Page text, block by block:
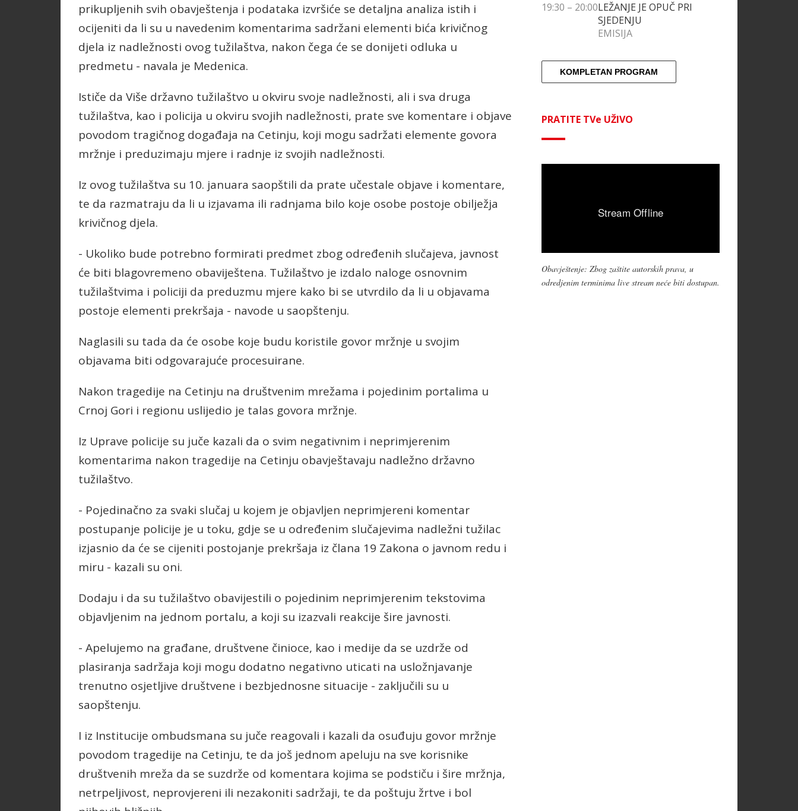
prikupljenih svih obavještenja i podataka izvršiće se detaljna analiza istih i
ocijeniti da li su u navedenim komentarima sadržani elementi bića krivičnog
djela iz nadležnosti ovog tužilaštva, nakon čega će se donijeti odluka u
predmetu - navala je Medenica.
Ističe da Više državno tužilaštvo u okviru svoje nadležnosti, ali i sva druga
tužilaštva, kao i policija u okviru svojih nadležnosti, prate sve komentare i objave
povodom tragičnog događaja na Cetinju, koji mogu sadržati elemente govora
mržnje i preduzimaju mjere i radnje iz svojih nadležnosti.
Iz ovog tužilaštva su 10. januara saopštili da prate učestale objave i komentare,
te da razmatraju da li u izjavama ili radnjama bilo koje osobe postoje obilježja
krivičnog djela.
- Ukoliko bude potrebno formirati predmet zbog određenih slučajeva, javnost
će biti blagovremeno obaviještena. Tužilaštvo je izdalo naloge osnovnim
tužilaštvima i policiji da preduzmu mjere kako bi se utvrdilo da li u objavama
postoje elementi prekršaja - navode u saopštenju.
Naglasili su tada da će osobe koje budu koristile govor mržnje u svojim
objavama biti odgovarajuće procesuirane.
Nakon tragedije na Cetinju na društvenim mrežama i pojedinim portalima u
Crnoj Gori i regionu uslijedio je talas govora mržnje.
Iz Uprave policije su juče kazali da o svim negativnim i neprimjerenim
komentarima nakon tragedije na Cetinju obavještavaju nadležno državno
tužilaštvo.
- Pojedinačno za svaki slučaj u kojem je objavljen neprimjereni komentar
postupanje policije je u toku, gdje se u određenim slučajevima nadležni tužilac
izjasnio da će se cijeniti postojanje prekršaja iz člana 19 Zakona o javnom redu i
miru - kazali su oni.
Dodaju i da su tužilaštvo obavijestili o pojedinim neprimjerenim tekstovima
objavljenim na jednom portalu, a koji su izazvali reakcije šire javnosti.
- Apelujemo na građane, društvene činioce, kao i medije da se uzdrže od
plasiranja sadržaja koji mogu dodatno negativno uticati na usložnjavanje
trenutno osjetljive društvene i bezbjednosne situacije - zaključili su u
saopštenju.
I iz Institucije ombudsmana su juče reagovali i kazali da osuđuju govor mržnje
povodom tragedije na Cetinju, te da još jednom apeluju na sve korisnike
društvenih mreža da se suzdrže od komentara kojima se podstiču i šire mržnja,
netrpeljivost, neprovjereni ili nezakoniti sadržaji, te da poštuju žrtve i bol
19:30 – 20:00LEŽANJE JE OPUČ PRI
SJEDENJU
EMISIJA
KOMPLETAN PROGRAM
PRATITE TVe UŽIVO
Obavještenje: Zbog zaštite autorskih prava, u
odredjenim terminima live stream neće biti dostupan.